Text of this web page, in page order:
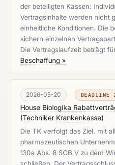
der beteiligten Kassen:
Vertragsinhalte werden nicht
einheitliche Konditionen. Die
sichern einzelnen
Die Vertragslaufzeit beträgt
Beschaffung »
2026-05-20
House Biologika
(Techniker Krankenkasse)
Die TK verfolgt das Ziel, mit
pharmazeutischen
130a Abs. 8 SGB V zu dem